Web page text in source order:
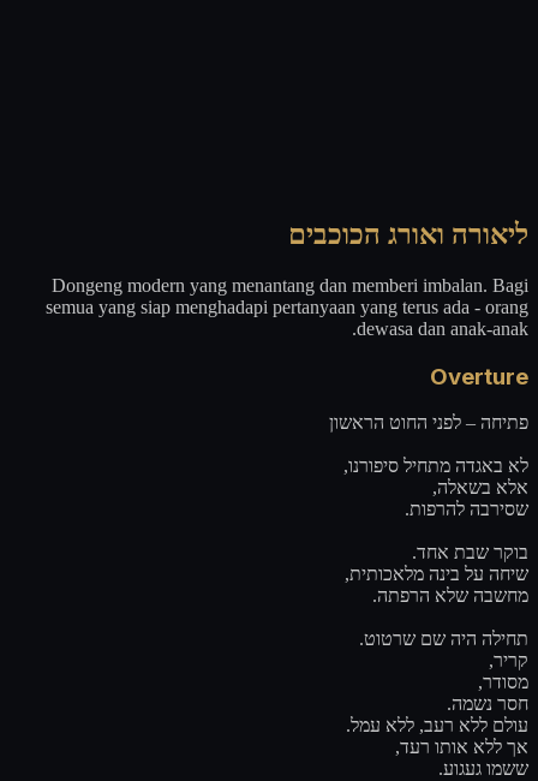
ליאורה ואורג הכוכבים
Dongeng modern yang menantang dan memberi imbalan. Bagi
semua yang siap menghadapi pertanyaan yang terus ada - orang
dewasa dan anak-anak.
Overture
פתיחה – לפני החוט הראשון
לא באגדה מתחיל סיפורנו,
אלא בשאלה,
שסירבה להרפות.
בוקר שבת אחד.
שיחה על בינה מלאכותית,
מחשבה שלא הרפתה.
תחילה היה שם שרטוט.
קריר,
מסודר,
חסר נשמה.
עולם ללא רעב, ללא עמל.
אך ללא אותו רעד,
ששמו געגוע.